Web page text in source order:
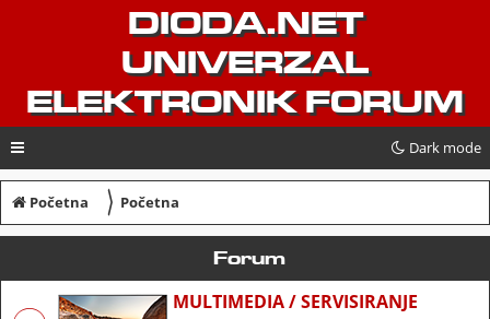
DIODA.NET
UNIVERZAL
ELEKTRONIK FORUM
Dark mode
Početna 〉 Početna
Forum
MULTIMEDIA / SERVISIRANJE